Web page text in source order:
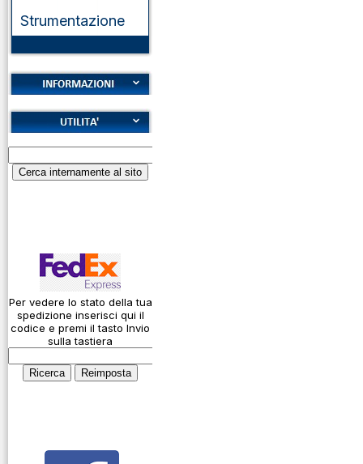
Strumentazione
Cookies
Diritto di recesso
Garanzie
Alfabeto Fonetico
ICAO
Codice Q
Come si usa un
cavo
Connessioni
microfoniche
Cosa è l' ADS-B
antenne e cavi
Per vedere lo stato della tua
spedizione inserisci qui il
codice e premi il tasto Invio
sulla tastiera